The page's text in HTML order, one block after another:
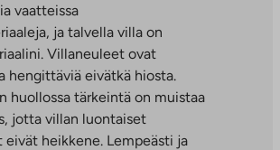
vaatteissa
ja talvella villa on
Villaneuleet ovat
hengittäviä eivätkä hiosta.
huollossa tärkeintä on muistaa
jotta villan luontaiset
eivät heikkene. Lempeästi ja